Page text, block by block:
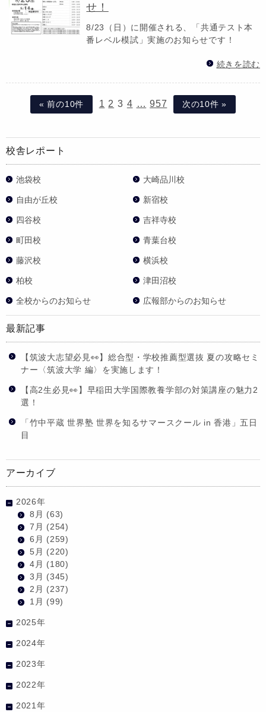
せ！
8/23（日）に開催される、「共通テスト本
番レベル模試」実施のお知らせです！
続きを読む
« 前の10件 1 2 3 4 … 957 次の10件 »
校舎レポート
池袋校 大崎品川校
自由が丘校 新宿校
四谷校 吉祥寺校
町田校 青葉台校
藤沢校 横浜校
柏校 津田沼校
全校からのお知らせ 広報部からのお知らせ
最新記事
【筑波大志望必見👀】総合型・学校推薦型選抜 夏の攻略セミ
ナー〈筑波大学 編〉を実施します！
【高2生必見👀】早稲田大学国際教養学部の対策講座の魅力2
選！
「竹中平蔵 世界塾 世界を知るサマースクール in 香港」五日
目
アーカイブ
2026年
8月 (63)
7月 (254)
6月 (259)
5月 (220)
4月 (180)
3月 (345)
2月 (237)
1月 (99)
2025年
2024年
2023年
2022年
2021年